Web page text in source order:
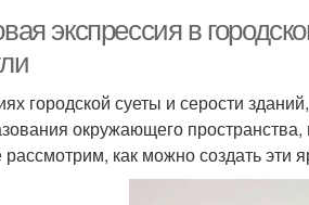
экспрессия в
городской суеты и серости
окружающего
как можно создать